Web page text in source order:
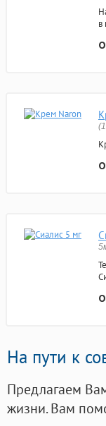
в
На пути к
Предлагаем
жизни. Вам